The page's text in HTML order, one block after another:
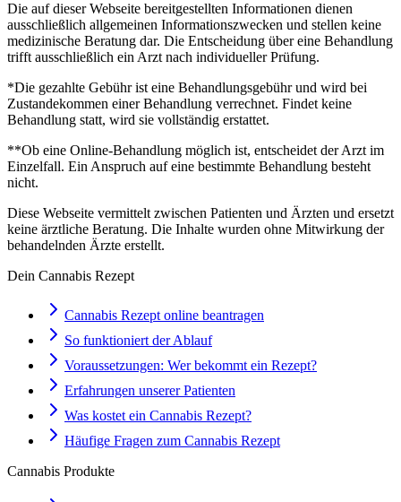
Die auf dieser Webseite bereitgestellten Informationen dienen
ausschließlich allgemeinen Informationszwecken und stellen keine
medizinische Beratung dar. Die Entscheidung über eine Behandlung
trifft ausschließlich ein Arzt nach individueller Prüfung.
*Die gezahlte Gebühr ist eine Behandlungsgebühr und wird bei
Zustandekommen einer Behandlung verrechnet. Findet keine
Behandlung statt, wird sie vollständig erstattet.
**Ob eine Online-Behandlung möglich ist, entscheidet der Arzt im
Einzelfall. Ein Anspruch auf eine bestimmte Behandlung besteht
nicht.
Diese Webseite vermittelt zwischen Patienten und Ärzten und ersetzt
keine ärztliche Beratung. Die Inhalte wurden ohne Mitwirkung der
behandelnden Ärzte erstellt.
Dein Cannabis Rezept
Cannabis Rezept online beantragen
So funktioniert der Ablauf
Voraussetzungen: Wer bekommt ein Rezept?
Erfahrungen unserer Patienten
Was kostet ein Cannabis Rezept?
Häufige Fragen zum Cannabis Rezept
Cannabis Produkte